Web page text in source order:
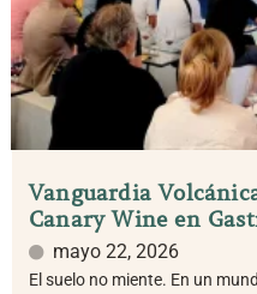
Vanguardia
Canary Wine en
mayo 22, 2026
El suelo no miente. En un